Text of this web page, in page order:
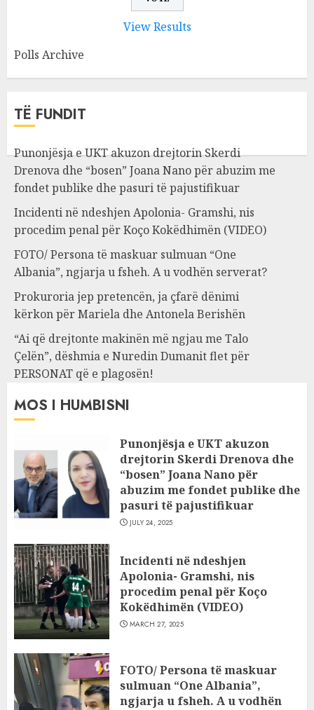
View Results
Polls Archive
TË FUNDIT
Punonjësja e UKT akuzon drejtorin Skerdi
Drenova dhe “bosen” Joana Nano për abuzim me
fondet publike dhe pasuri të pajustifikuar
Incidenti në ndeshjen Apolonia- Gramshi, nis
procedim penal për Koço Kokëdhimën (VIDEO)
FOTO/ Persona të maskuar sulmuan “One
Albania”, ngjarja u fsheh. A u vodhën serverat?
Prokuroria jep pretencën, ja çfarë dënimi
kërkon për Mariela dhe Antonela Berishën
“Ai që drejtonte makinën më ngjau me Talo
Çelën”, dëshmia e Nuredin Dumanit flet për
PERSONAT që e plagosën!
MOS I HUMBISNI
Punonjësja e UKT akuzon
drejtorin Skerdi Drenova dhe
“bosen” Joana Nano për
abuzim me fondet publike dhe
pasuri të pajustifikuar
JULY 24, 2025
Incidenti në ndeshjen
Apolonia- Gramshi, nis
procedim penal për Koço
Kokëdhimën (VIDEO)
MARCH 27, 2025
FOTO/ Persona të maskuar
sulmuan “One Albania”,
ngjarja u fsheh. A u vodhën